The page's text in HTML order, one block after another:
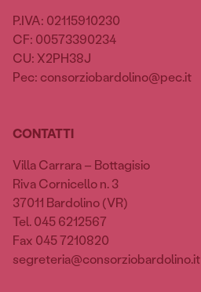
P.IVA: 02115910230
CF: 00573390234
CU: X2PH38J
Pec: consorziobardolino@pec.it
CONTATTI
Villa Carrara – Bottagisio
Riva Cornicello n. 3
37011 Bardolino (VR)
Tel. 045 6212567
Fax 045 7210820
segreteria@consorziobardolino.it